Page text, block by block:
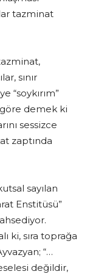
tazminat
sınır
“soykırım”
göre demek ki
sessizce
zaptında
sayılan
Enstitüsü”
ki, sıra toprağa
“…
değildir,